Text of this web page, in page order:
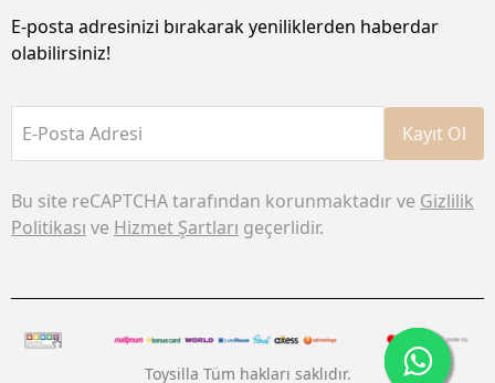
E-posta adresinizi bırakarak yeniliklerden haberdar
olabilirsiniz!
E-Posta Adresi Kayıt Ol
Bu site reCAPTCHA tarafından korunmaktadır ve Gizlilik
Politikası ve Hizmet Şartları geçerlidir.
Toysilla Tüm hakları saklıdır.